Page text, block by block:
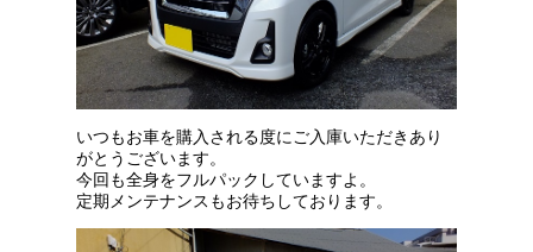
いつもお車を購入される度にご入庫いただきあり
がとうございます。
今回も全身をフルパックしていますよ。
定期メンテナンスもお待ちしております。